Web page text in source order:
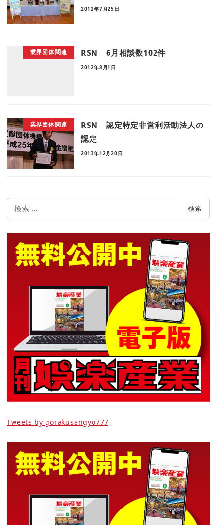
2012年7月25日
業界団体関連 RSN 6月相談数102件
2012年8月1日
業界団体関連
RSN 認定特定非営利活動法人の
認定
2013年12月20日
索
検索
Tweets by gorakusangyo777